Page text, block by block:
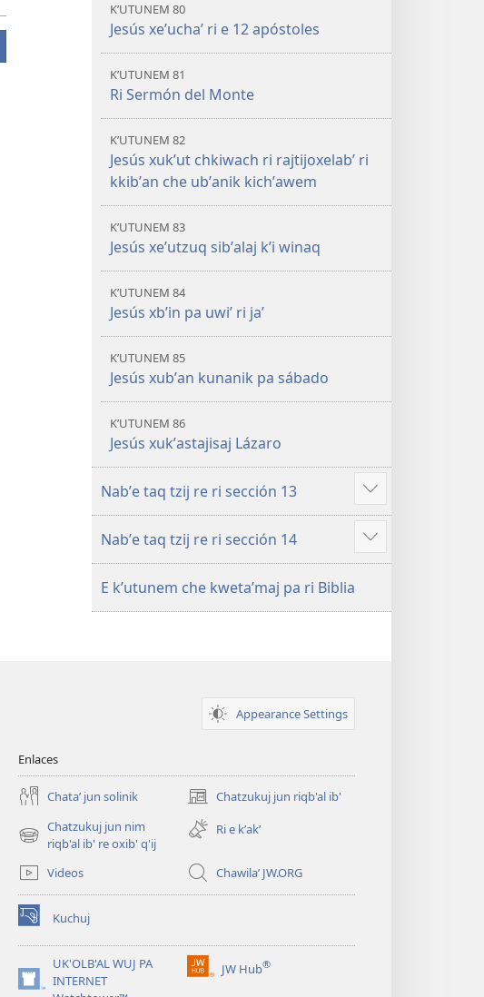
KʼUTUNEM 80
Jesús xeʼuchaʼ ri e 12 apóstoles
KʼUTUNEM 81
Ri Sermón del Monte
KʼUTUNEM 82
Jesús xukʼut chkiwach ri rajtijoxelabʼ ri
kkibʼan che ubʼanik kichʼawem
KʼUTUNEM 83
Jesús xeʼutzuq sibʼalaj kʼi winaq
KʼUTUNEM 84
Jesús xbʼin pa uwiʼ ri jaʼ
KʼUTUNEM 85
Jesús xubʼan kunanik pa sábado
KʼUTUNEM 86
Jesús xukʼastajisaj Lázaro
Nabʼe taq tzij re ri sección 13
Show
more
Nabʼe taq tzij re ri sección 14
Show
more
E kʼutunem che kwetaʼmaj pa ri Biblia
Appearance Settings
Enlaces
Chataʼ jun solinik Chatzukuj jun riqb'al ib'
(opens
new
window)
Chatzukuj jun nim
riqb'al ib' re oxib' q'ij
(opens
window)
Ri e kʼakʼ
Videos Chawilaʼ JW.ORG
Kuchuj
(opens
new
window)UK'OLB'AL WUJ PA
INTERNET
(opens
JW Hub®
(opens